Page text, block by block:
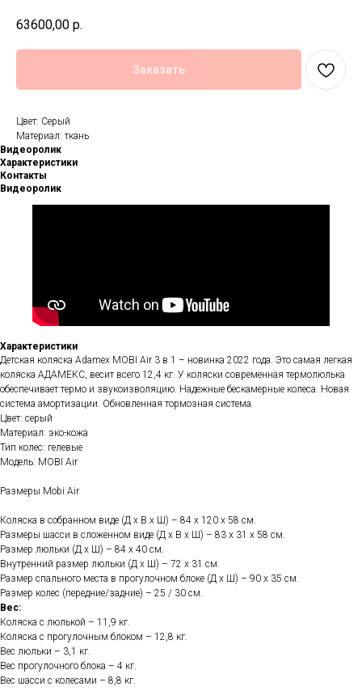
63600,00 р.
Заказать
Цвет: Серый
Материал: ткань
Видеоролик
Характеристики
Контакты
Видеоролик
Характеристики
Детская коляска Adamex MOBI Air 3 в 1 – новинка 2022 года. Это самая легкая
коляска АДАМЕКС, весит всего 12,4 кг. У коляски современная термолюлька
обеспечивает термо и звукоизволяцию. Надежные бескамерные колеса. Новая
система амортизации. Обновленная тормозная система.
Цвет: серый
Материал: эко-кожа
Тип колес: гелевые
Модель: MOBI Air
Размеры Mobi Air
Коляска в собранном виде (Д х В х Ш) – 84 х 120 х 58 см.
Размеры шасси в сложенном виде (Д х В х Ш) – 83 х 31 х 58 см.
Размер люльки (Д х Ш) – 84 х 40 см.
Внутренний размер люльки (Д х Ш) – 72 х 31 см.
Размер спального места в прогулочном блоке (Д х Ш) – 90 х 35 см.
Размер колес (передние/задние) – 25 / 30 см.
Вес:
Коляска с люлькой – 11,9 кг.
Коляска с прогулочным блоком – 12,8 кг.
Вес люльки – 3,1 кг.
Вес прогулочного блока – 4 кг.
Вес шасси с колесами – 8,8 кг.